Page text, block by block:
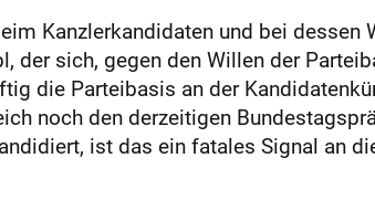
Kanzlerkandidaten und bei dessen
der sich, gegen den Willen der
die Parteibasis an der
noch den derzeitigen
ist das ein fatales Signal an